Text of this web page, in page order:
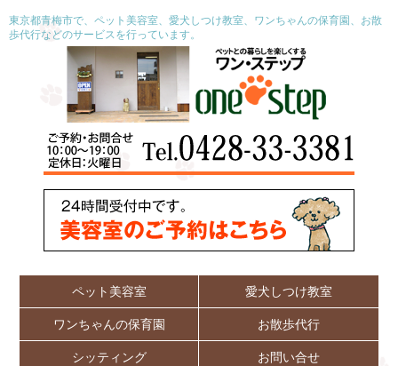
東京都青梅市で、ペット美容室、愛犬しつけ教室、ワンちゃんの保育園、お散
歩代行などのサービスを行っています。
ペット美容室 愛犬しつけ教室
ワンちゃんの保育園 お散歩代行
シッティング お問い合せ